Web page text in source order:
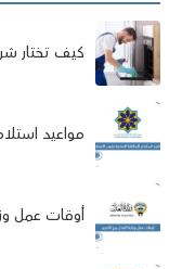
كيف تختار
مواعيد
أوقات عمل